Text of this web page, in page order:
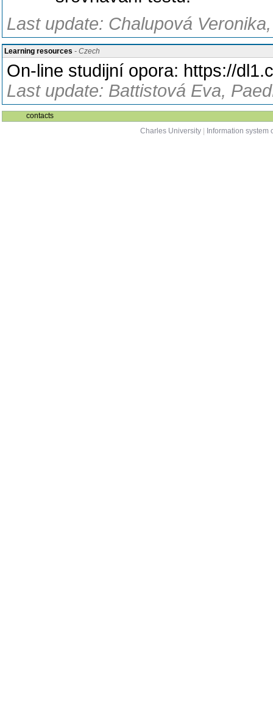
Last update: Chalupová
Learning resources - Czech
On-line studijní opora: https://
Last update: Battistová Eva,
contacts
Charles University
Information